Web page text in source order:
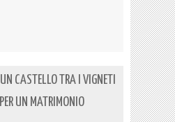
CASTELLO TRA I VIGNETI
UN MATRIMONIO